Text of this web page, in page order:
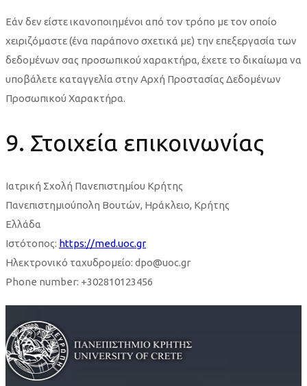
Εάν δεν είστε ικανοποιημένοι από τον τρόπο με τον οποίο
χειριζόμαστε (ένα παράπονο σχετικά με) την επεξεργασία των
δεδομένων σας προσωπικού χαρακτήρα, έχετε το δικαίωμα να
υποβάλετε καταγγελία στην Αρχή Προστασίας Δεδομένων
Προσωπικού Χαρακτήρα.
9. Στοιχεία επικοινωνίας
Ιατρική Σχολή Πανεπιστημίου Κρήτης
Πανεπιστημιούπολη Βουτών, Ηράκλειο, Κρήτης
Ελλάδα
Ιστότοπος: https://med.uoc.gr
Ηλεκτρονικό ταχυδρομείο: dpo@uoc.gr
Phone number: +302810123456